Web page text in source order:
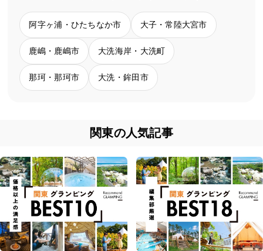
阿字ヶ浦・ひたちなか市 大子・常陸大宮市
鹿嶋・鹿嶋市 大洗海岸・大洗町
那珂・那珂市 大洗・鉾田市
関東の人気記事